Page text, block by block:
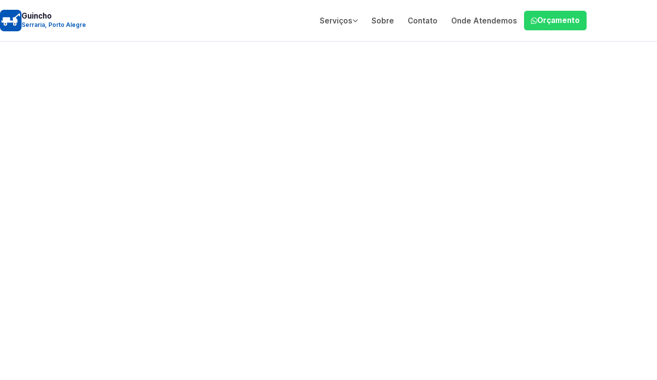
Guincho
Serraria, Porto Alegre Serviços Sobre Contato Onde Atendemos Orçamento